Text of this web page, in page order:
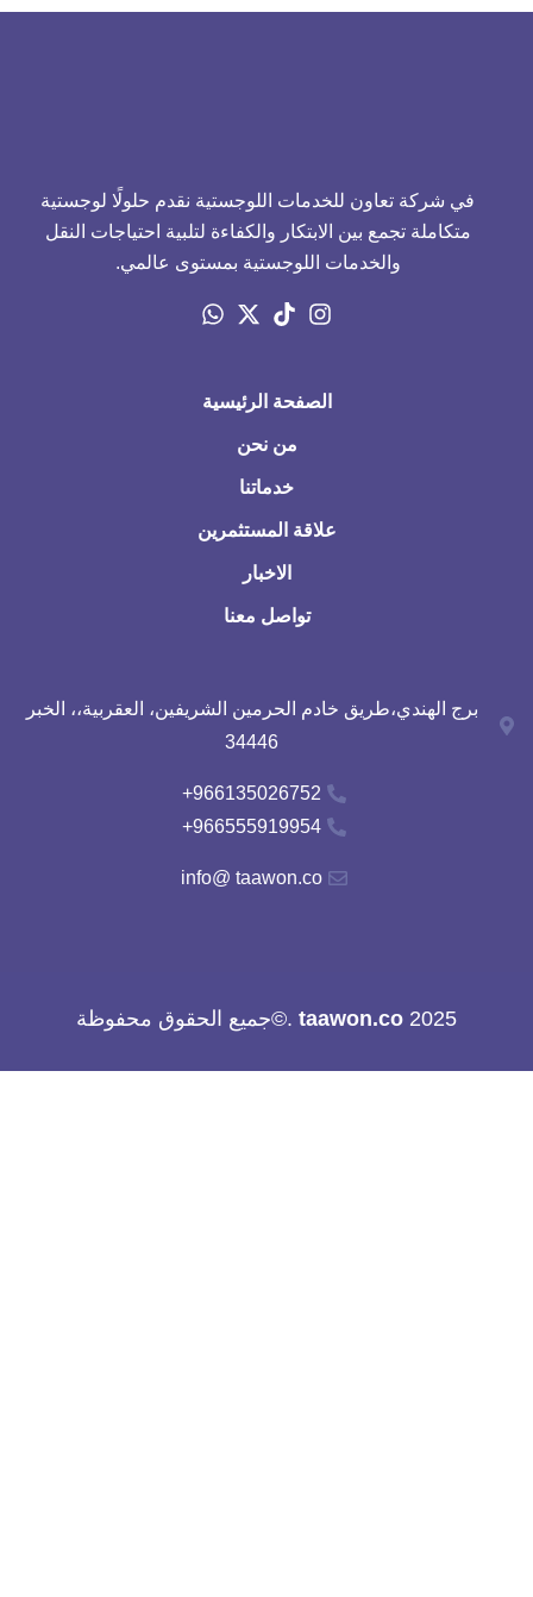
في شركة تعاون للخدمات اللوجستية نقدم حلولًا لوجستية
متكاملة تجمع بين الابتكار والكفاءة لتلبية احتياجات النقل
والخدمات اللوجستية بمستوى عالمي.
الصفحة الرئيسية
من نحن
خدماتنا
علاقة المستثمرين
الاخبار
تواصل معنا
برج الهندي،طريق خادم الحرمين الشريفين، العقربية،، الخبر
34446
966135026752+
966555919954+
info@ taawon.co
2025
taawon.co.©جميع الحقوق محفوظة